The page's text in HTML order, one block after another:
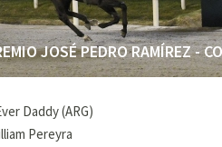
JOSÉ PEDRO RAMÍREZ -
Daddy (ARG)
Pereyra